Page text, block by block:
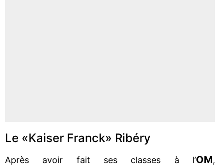
Le «Kaiser Franck» Ribéry
Après avoir fait ses classes à l’OM,